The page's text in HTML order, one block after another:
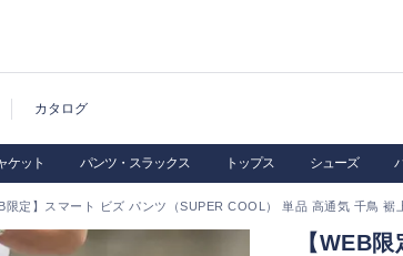
カタログ
ケット パンツ・スラックス トップス シューズ
限定】スマート ビズ パンツ（SUPER COOL） 単品 高通気 千鳥 裾
【WEB